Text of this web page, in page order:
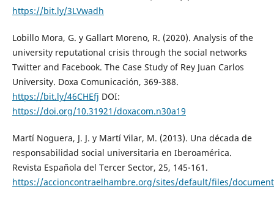
https://bit.ly/3LVwadh
Lobillo Mora, G. y Gallart Moreno, R. (2020). Analysis of the
university reputational crisis through the social networks
Twitter and Facebook. The Case Study of Rey Juan Carlos
University. Doxa Comunicación, 369-388.
https://bit.ly/46CHEfj DOI:
https://doi.org/10.31921/doxacom.n30a19
Martí Noguera, J. J. y Martí Vilar, M. (2013). Una década de
responsabilidad social universitaria en Iberoamérica.
Revista Española del Tercer Sector, 25, 145-161.
https://accioncontraelhambre.org/sites/default/files/